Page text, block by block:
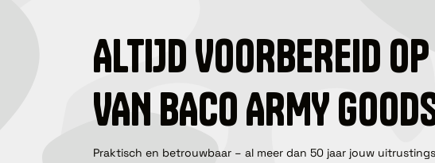
ALTIJD VOORBEREID
VAN BACO ARMY
Praktisch en betrouwbaar – al meer dan 50 jaar jouw